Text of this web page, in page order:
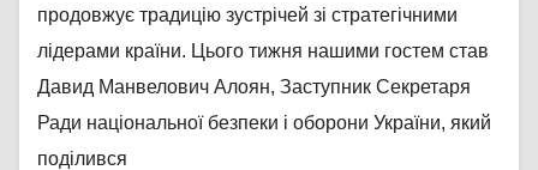
продовжує традицію зустрічей зі стратегічними
лідерами країни. Цього тижня нашими гостем став
Давид Манвелович Алоян, Заступник Секретаря
Ради національної безпеки і оборони України, який
поділився